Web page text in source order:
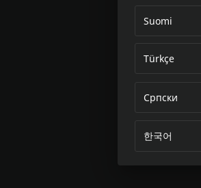
Suomi
Türkçe
Српски
한국어